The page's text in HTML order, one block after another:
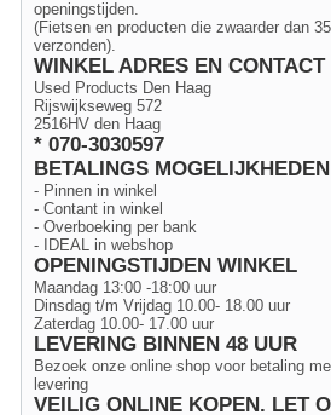
openingstijden.
(Fietsen en producten die zwaarder dan
verzonden).
WINKEL ADRES EN CONTACT
Used Products Den Haag
Rijswijkseweg 572
2516HV den Haag
* 070-3030597
BETALINGS MOGELIJKHEDEN
- Pinnen in winkel
- Contant in winkel
- Overboeking per bank
- IDEAL in webshop
OPENINGSTIJDEN WINKEL
Maandag 13:00 -18:00 uur
Dinsdag t/m Vrijdag 10.00- 18.00 uur
Zaterdag 10.00- 17.00 uur
LEVERING BINNEN 48 UUR
Bezoek onze online shop voor betaling
levering
VEILIG ONLINE KOPEN. LET